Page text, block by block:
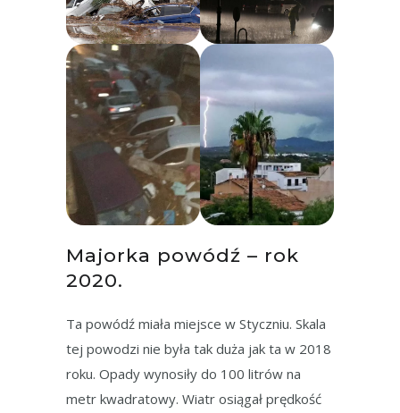
Majorka powódź – rok
2020.
Ta powódź miała miejsce w Styczniu. Skala
tej powodzi nie była tak duża jak ta w 2018
roku. Opady wynosiły do 100 litrów na
metr kwadratowy. Wiatr osiągał prędkość